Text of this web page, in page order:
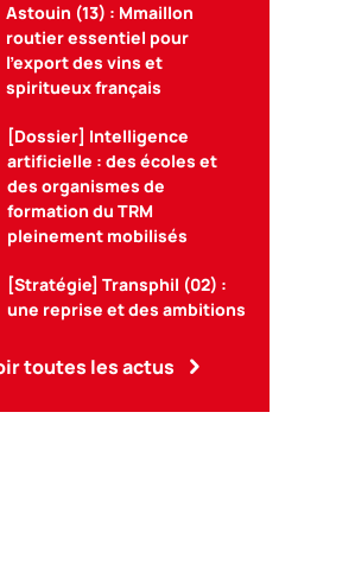
Astouin (13) : Mmaillon
routier essentiel pour
l’export des vins et
spiritueux français
[Dossier] Intelligence
artificielle : des écoles et
des organismes de
formation du TRM
pleinement mobilisés
[Stratégie] Transphil (02) :
une reprise et des ambitions
toutes les actus